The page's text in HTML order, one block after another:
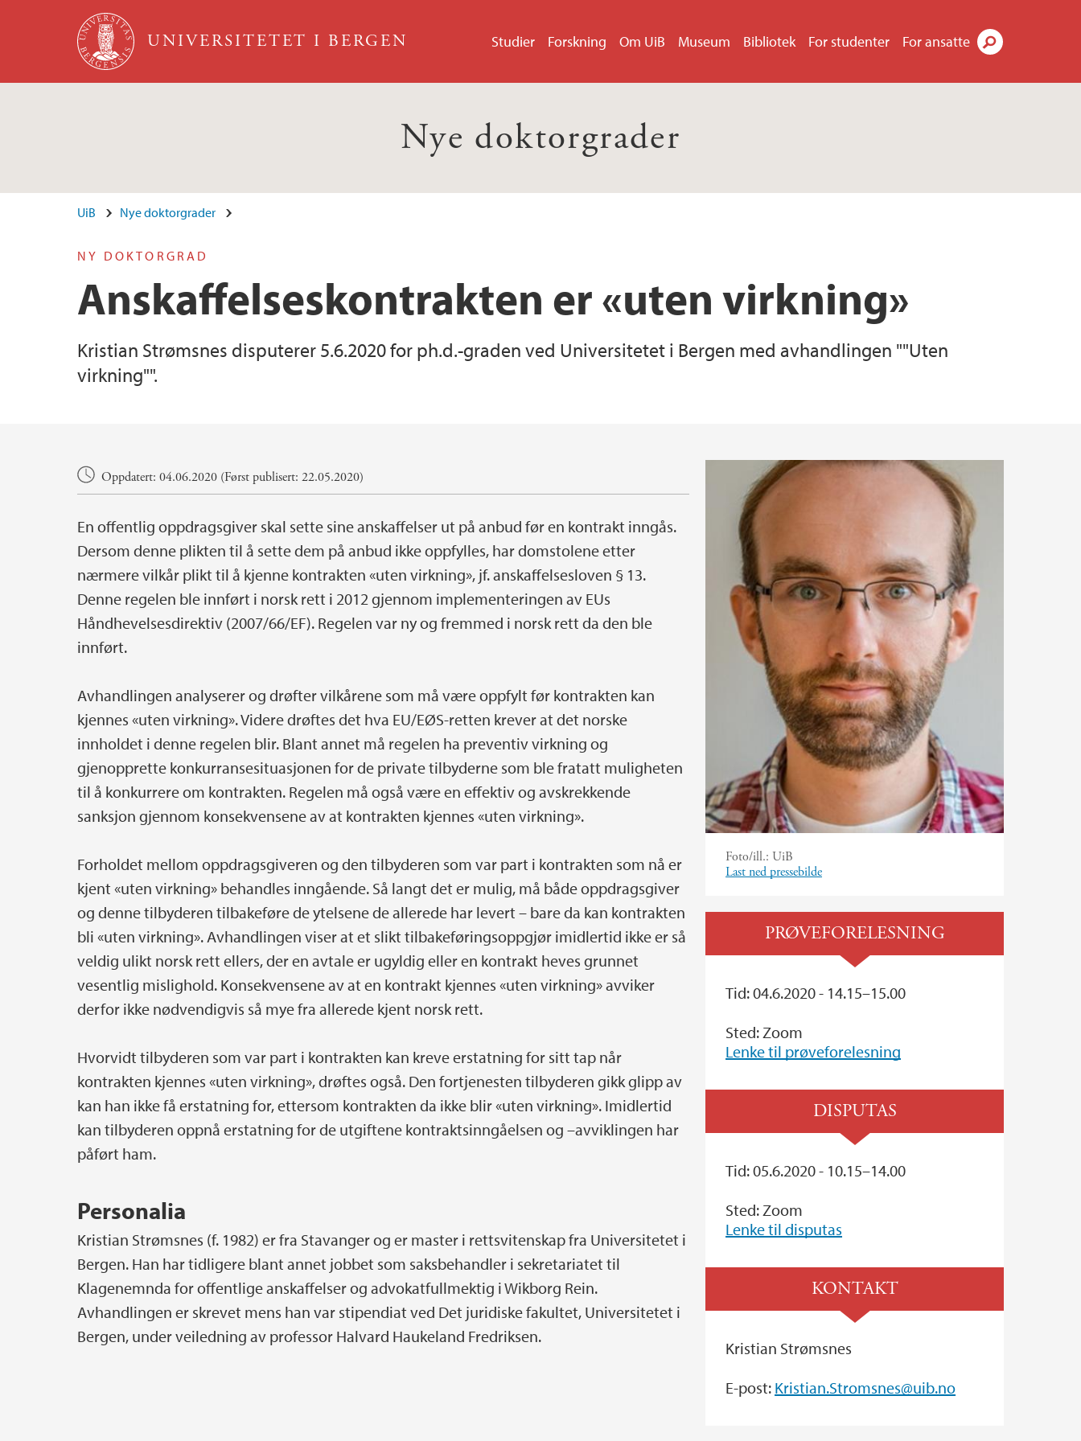
Hopp til hovedinnhold
UNIVERSITETET I BERGEN Studier Forskning Om UiB Museum Bibliotek For studenter For ansatte
Nye doktorgrader
UiB Nye doktorgrader
NY DOKTORGRAD
Anskaffelseskontrakten er «uten virkning»
Kristian Strømsnes disputerer 5.6.2020 for ph.d.-graden ved Universitetet i Bergen med avhandlingen ""Uten
virkning"".
HovedinnholdOppdatert: 04.06.2020 (Først publisert: 22.05.2020)
En offentlig oppdragsgiver skal sette sine anskaffelser ut på anbud før en kontrakt inngås.
Dersom denne plikten til å sette dem på anbud ikke oppfylles, har domstolene etter
nærmere vilkår plikt til å kjenne kontrakten «uten virkning», jf. anskaffelsesloven § 13.
Denne regelen ble innført i norsk rett i 2012 gjennom implementeringen av EUs
Håndhevelsesdirektiv (2007/66/EF). Regelen var ny og fremmed i norsk rett da den ble
innført.
Avhandlingen analyserer og drøfter vilkårene som må være oppfylt før kontrakten kan
kjennes «uten virkning». Videre drøftes det hva EU/EØS-retten krever at det norske
innholdet i denne regelen blir. Blant annet må regelen ha preventiv virkning og
gjenopprette konkurransesituasjonen for de private tilbyderne som ble fratatt muligheten
til å konkurrere om kontrakten. Regelen må også være en effektiv og avskrekkende
sanksjon gjennom konsekvensene av at kontrakten kjennes «uten virkning».
Forholdet mellom oppdragsgiveren og den tilbyderen som var part i kontrakten som nå er
kjent «uten virkning» behandles inngående. Så langt det er mulig, må både oppdragsgiver
og denne tilbyderen tilbakeføre de ytelsene de allerede har levert – bare da kan kontrakten
bli «uten virkning». Avhandlingen viser at et slikt tilbakeføringsoppgjør imidlertid ikke er så
veldig ulikt norsk rett ellers, der en avtale er ugyldig eller en kontrakt heves grunnet
vesentlig mislighold. Konsekvensene av at en kontrakt kjennes «uten virkning» avviker
derfor ikke nødvendigvis så mye fra allerede kjent norsk rett.
Hvorvidt tilbyderen som var part i kontrakten kan kreve erstatning for sitt tap når
kontrakten kjennes «uten virkning», drøftes også. Den fortjenesten tilbyderen gikk glipp av
kan han ikke få erstatning for, ettersom kontrakten da ikke blir «uten virkning». Imidlertid
kan tilbyderen oppnå erstatning for de utgiftene kontraktsinngåelsen og –avviklingen har
påført ham.
Personalia
Kristian Strømsnes (f. 1982) er fra Stavanger og er master i rettsvitenskap fra Universitetet i
Bergen. Han har tidligere blant annet jobbet som saksbehandler i sekretariatet til
Klagenemnda for offentlige anskaffelser og advokatfullmektig i Wikborg Rein.
Avhandlingen er skrevet mens han var stipendiat ved Det juridiske fakultet, Universitetet i
Bergen, under veiledning av professor Halvard Haukeland Fredriksen.
Foto/ill.:UiB
Last ned pressebilde
PRØVEFORELESNING
Tid: 04.6.2020 - 14.15–15.00
Sted: Zoom
Lenke til prøveforelesning
DISPUTAS
Tid: 05.6.2020 - 10.15–14.00
Sted: Zoom
Lenke til disputas
KONTAKT
Kristian Strømsnes
E-post: Kristian.Stromsnes@uib.no